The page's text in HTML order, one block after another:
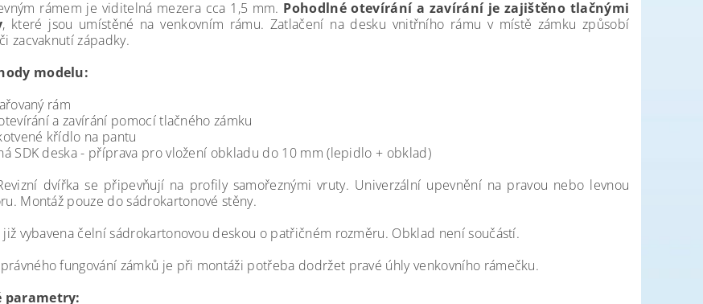
rámem je viditelná mezera cca 1,5 mm. Pohodlné otevírání a zavírání je zajištěno tlačnými
, které jsou umístěné na venkovním rámu. Zatlačení na desku vnitřního rámu v místě zámku způsobí
zacvaknutí západky.
modelu:
rám
a zavírání pomocí tlačného zámku
křídlo na pantu
SDK deska - příprava pro vložení obkladu do 10 mm (lepidlo + obklad)
dvířka se připevňují na profily samořeznými vruty. Univerzální upevnění na pravou nebo levnou
Montáž pouze do sádrokartonové stěny.
již vybavena čelní sádrokartonovou deskou o patřičném rozměru. Obklad není součástí.
fungování zámků je při montáži potřeba dodržet pravé úhly venkovního rámečku.
parametry: